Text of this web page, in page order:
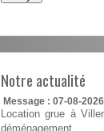
Notre actualité
Message : 07-08-
Location grue à